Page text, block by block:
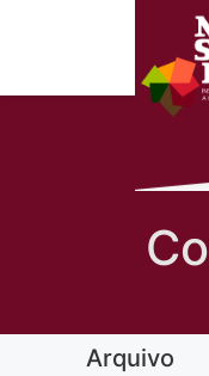
Arquivo